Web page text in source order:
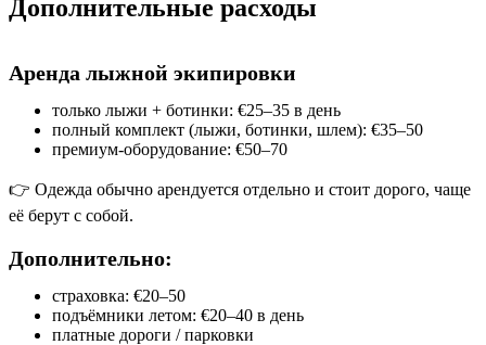
Дополнительные расходы
Аренда лыжной экипировки
только лыжи + ботинки: €25–35 в день
полный комплект (лыжи, ботинки, шлем): €35–50
премиум-оборудование: €50–70
👉 Одежда обычно арендуется отдельно и стоит дорого, чаще
её берут с собой.
Дополнительно:
страховка: €20–50
подъёмники летом: €20–40 в день
платные дороги / парковки